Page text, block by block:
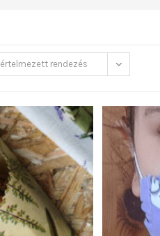
rendezés